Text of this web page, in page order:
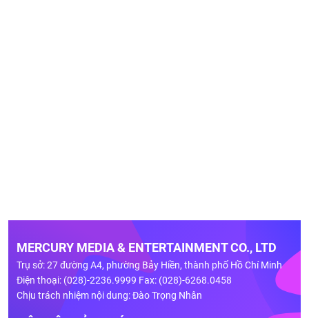
MERCURY MEDIA & ENTERTAINMENT CO., LTD
Trụ sở: 27 đường A4, phường Bảy Hiền, thành phố Hồ Chí Minh
Điện thoại: (028)-2236.9999 Fax: (028)-6268.0458
Chịu trách nhiệm nội dung: Đào Trọng Nhân